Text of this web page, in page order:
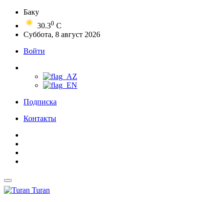
Баку
30.30 C
Суббота, 8 август 2026
Войти
Подписка
Контакты
Turan